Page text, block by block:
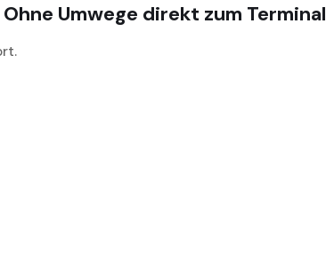
Umwege direkt zum Terminal